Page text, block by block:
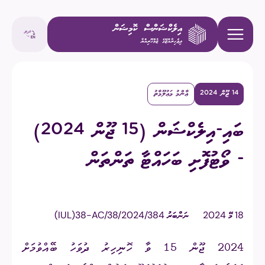
14 ޖޫން 2024 ޢާންމު މަޢުލޫމާތު
ބައި-އިލެކްޝަން (15 ޖޫން 2024)
- ވޯޓުފޮށި ބަހައްޓާ ތަންތަން
18 މޭ 2024 ނަންބަރު(IUL)38-AC/38/2024/384
2024 ޖޫން 15 ވާ ހޮނިހިރު ދުވަހު ބޭއްވުމަށް